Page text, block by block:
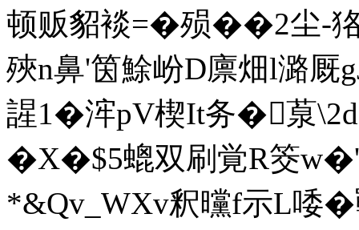
顿贩貂裧=�殒��2尘
殎n鼻'筃鮽岎D廪畑l潞厩
謃1�浶pV楔It务�葲
�X�$5螕双刷覚R筊
*&Qv_WXv釈曭f示L唩�